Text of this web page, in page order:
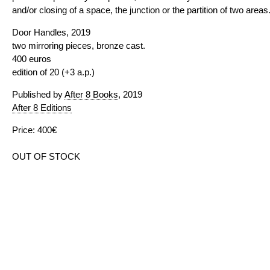
and/or closing of a space, the junction or the partition of two areas.
Door Handles, 2019
two mirroring pieces, bronze cast.
400 euros
edition of 20 (+3 a.p.)
Published byAfter 8 Books, 2019
After 8 Editions
Price: 400€
OUT OF STOCK